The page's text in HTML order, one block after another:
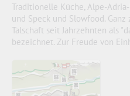
Traditionelle Küche, Alpe-
und Speck und Slowfood.
Talschaft seit Jahrzehnten als
bezeichnet. Zur Freude von